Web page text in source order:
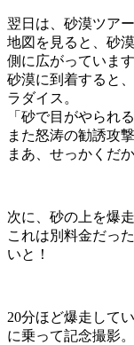
翌日は、砂漠ツア
地図を見ると、砂
側に広がっています
砂漠に到着すると
ラダイス。
「砂で目がやられ
また怒涛の勧誘攻撃
まあ、せっかくだ
次に、砂の上を爆
これは別料金だっ
いと！
20分ほど爆走して
に乗って記念撮影。